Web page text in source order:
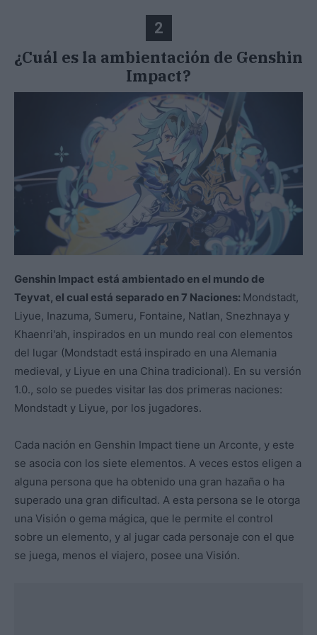
2
¿Cuál es la ambientación de Genshin
Impact?
Genshin Impact está ambientado en el mundo de
Teyvat, el cual está separado en 7 Naciones: Mondstadt,
Liyue, Inazuma, Sumeru, Fontaine, Natlan, Snezhnaya y
Khaenri'ah, inspirados en un mundo real con elementos
del lugar (Mondstadt está inspirado en una Alemania
medieval, y Liyue en una China tradicional). En su versión
1.0., solo se puedes visitar las dos primeras naciones:
Mondstadt y Liyue, por los jugadores.
Cada nación en Genshin Impact tiene un Arconte, y este
se asocia con los siete elementos. A veces estos eligen a
alguna persona que ha obtenido una gran hazaña o ha
superado una gran dificultad. A esta persona se le otorga
una Visión o gema mágica, que le permite el control
sobre un elemento, y al jugar cada personaje con el que
se juega, menos el viajero, posee una Visión.